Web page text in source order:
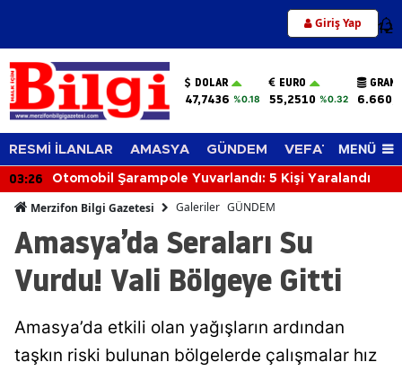
Giriş Yap 12
DOLAR
47,7436 %0.18
EURO
55,2510 %0.32
RESMİ İLANLAR AMASYA GÜNDEM VEFAT EDENLER
MENÜ
03:26 Otomobil Şarampole Yuvarlandı: 5 Kişi Yaralandı
Merzifon Bilgi Gazetesi Galeriler GÜNDEM
Amasya’da Seraları Su
Vurdu! Vali Bölgeye Gitti
Amasya’da etkili olan yağışların ardından
taşkın riski bulunan bölgelerde çalışmalar hız